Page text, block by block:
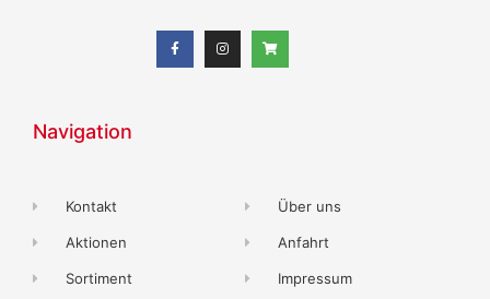
Navigation
Kontakt
Aktionen
Sortiment
Über uns
Anfahrt
Impressum